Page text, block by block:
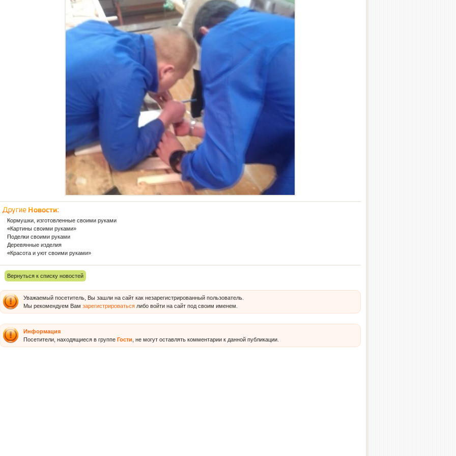
Кормушки, изготовленные своими руками
«Картины своими руками»
Поделки своими руками
Деревянные изделия
«Красота и уют своими руками»
Вернуться к списку новостей
Уважаемый посетитель, Вы зашли на сайт как незарегистрированный пользователь.
Мы рекомендуем Вам зарегистрироваться либо войти на сайт под своим именем.
Информация
Посетители, находящиеся в группе Гости , не могут оставлять комментарии к данной публикации.